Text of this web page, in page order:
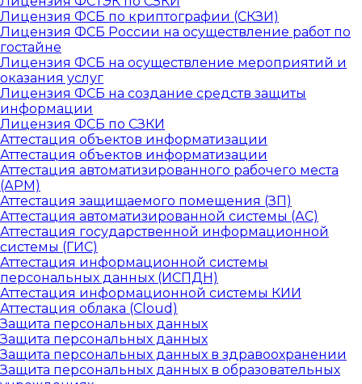
Лицензия ФСБ по криптографии (СКЗИ)
Лицензия ФСБ России на осуществление работ по
гостайне
Лицензия ФСБ на осуществление мероприятий и
оказания услуг
Лицензия ФСБ на создание средств защиты
информации
Лицензия ФСБ по СЗКИ
Аттестация объектов информатизации
Аттестация объектов информатизации
Аттестация автоматизированного рабочего места
(АРМ)
Аттестация защищаемого помещения (ЗП)
Аттестация автоматизированной системы (АС)
Аттестация государственной информационной
системы (ГИС)
Аттестация информационной системы
персональных данных (ИСПДН)
Аттестация информационной системы КИИ
Аттестация облака (Cloud)
Защита персональных данных
Защита персональных данных
Защита персональных данных в здравоохранении
Защита персональных данных в образовательных